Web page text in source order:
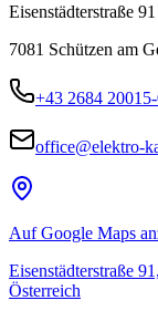
Eisenstädterstraße 91
7081 Schützen am
+43 2684
office@elektro-
Auf Google Maps
Eisenstädterstraße
Österreich